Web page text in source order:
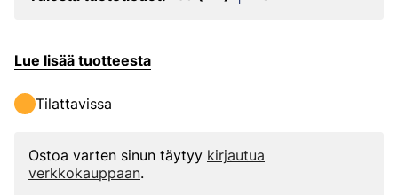
Lue lisää tuotteesta
Tilattavissa
Ostoa varten sinun täytyy kirjautua
verkkokauppaan.